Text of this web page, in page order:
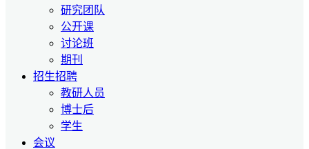
研究团队
公开课
讨论班
期刊
招生招聘
教研人员
博士后
学生
会议